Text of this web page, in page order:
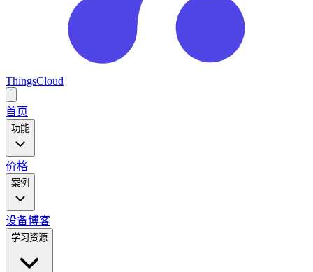
ThingsCloud
main
menu
首页
功能
价格
案例
设备博客
学习资源